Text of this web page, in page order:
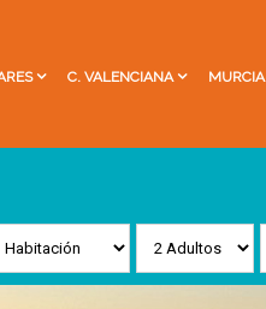
C. VALENCIANA MURCIA